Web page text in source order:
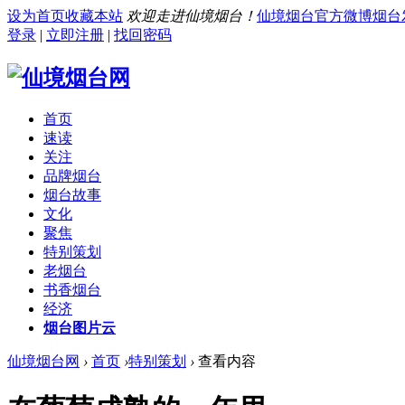
设为首页收藏本站 欢迎走进仙境烟台！ 仙境烟台官方微博烟台
登录 | 立即注册 | 找回密码
首页
速读
关注
品牌烟台
烟台故事
文化
聚焦
特别策划
老烟台
书香烟台
经济
烟台图片云
仙境烟台网 › 首页 ›特别策划 › 查看内容